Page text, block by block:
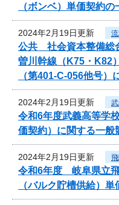
（ボンベ）単価契約
2024年2月19日更新
公共 社会資本整備総
曽川幹線（K75・K82
（第401-C-056他号）
2024年2月19日更新
令和6年度武義高等学
価契約）に関する一般
2024年2月19日更新
令和6年度 岐阜県立
（バルク貯槽供給）